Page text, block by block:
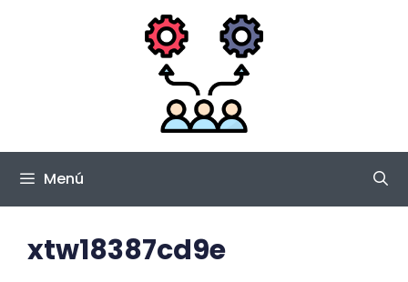
Menú
xtw18387cd9e